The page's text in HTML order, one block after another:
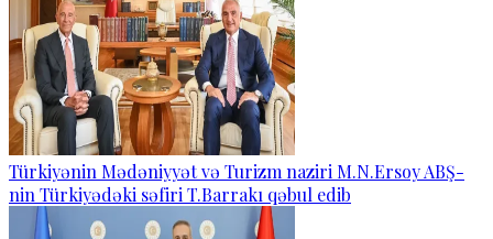
Türkiyənin Mədəniyyət və Turizm naziri M.N.Ersoy ABŞ-
nin Türkiyədəki səfiri T.Barrakı qəbul edib